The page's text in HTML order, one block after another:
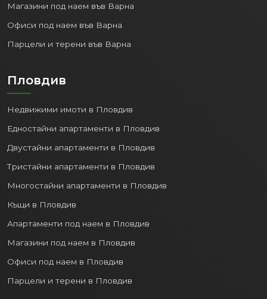
Магазини под наем във Варна
Офиси под наем във Варна
Парцели и терени във Варна
Пловдив
Недвижими имоти в Пловдив
Едностайни апартаменти в Пловдив
Двустайни апартаменти в Пловдив
Тристайни апартаменти в Пловдив
Многостайни апартаменти в Пловдив
Къщи в Пловдив
Апартаменти под наем в Пловдив
Магазини под наем в Пловдив
Офиси под наем в Пловдив
Парцели и терени в Пловдив